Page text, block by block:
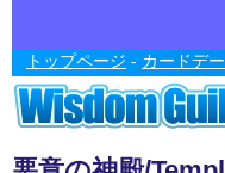
トップページ - カードデ